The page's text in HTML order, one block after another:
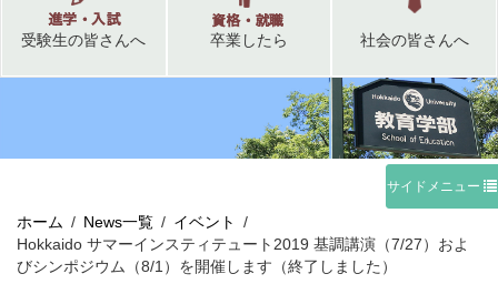
受験生の皆さんへ 卒業したら 社会の皆さんへ
サイドメニュー
ホーム News一覧
イベント
Hokkaido サマーインスティテュート2019 基調講演（7/27）およ
びシンポジウム（8/1）を開催します（終了しました）